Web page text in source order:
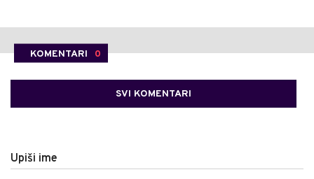
KOMENTARI 0
SVI KOMENTARI
Upiši ime